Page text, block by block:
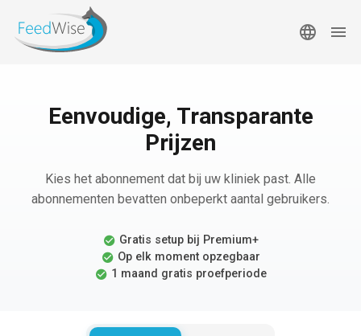
Eenvoudige, Transparante
Prijzen
Kies het abonnement dat bij uw kliniek past. Alle
abonnementen bevatten onbeperkt aantal gebruikers.
Gratis setup bij Premium+
Op elk moment opzegbaar
1 maand gratis proefperiode